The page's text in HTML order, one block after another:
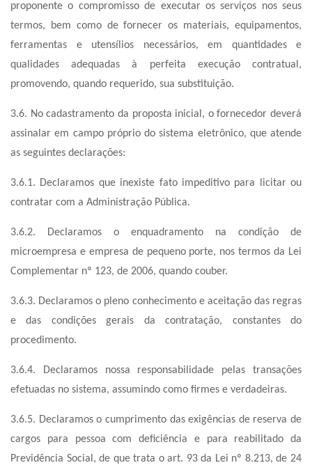
proponente o compromisso de executar os serviços nos seus
termos, bem como de fornecer os materiais, equipamentos,
ferramentas e utensílios necessários, em quantidades e
qualidades adequadas à perfeita execução contratual,
promovendo, quando requerido, sua substituição.
3.6. No cadastramento da proposta inicial, o fornecedor deverá
assinalar em campo próprio do sistema eletrônico, que atende
as seguintes declarações:
3.6.1. Declaramos que inexiste fato impeditivo para licitar ou
contratar com a Administração Pública.
3.6.2. Declaramos o enquadramento na condição de
microempresa e empresa de pequeno porte, nos termos da Lei
Complementar nº 123, de 2006, quando couber.
3.6.3. Declaramos o pleno conhecimento e aceitação das regras
e das condições gerais da contratação, constantes do
procedimento.
3.6.4. Declaramos nossa responsabilidade pelas transações
efetuadas no sistema, assumindo como firmes e verdadeiras.
3.6.5. Declaramos o cumprimento das exigências de reserva de
cargos para pessoa com deficiência e para reabilitado da
Previdência Social, de que trata o art. 93 da Lei nº 8.213, de 24